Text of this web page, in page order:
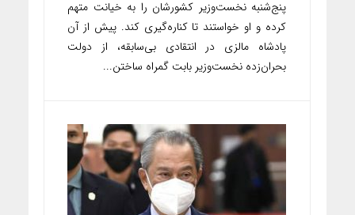
پنج‌شنبه نخست‌وزیر کشورشان را به خیانت متهم
کرده و او خواستند تا کناره‌گیری کند. پیش از آن
پادشاه مالزی در انتقادی بی‌سابقه، از دولت
بحران‌زده نخست‌وزیر بابت گمراه‌ ساختن...